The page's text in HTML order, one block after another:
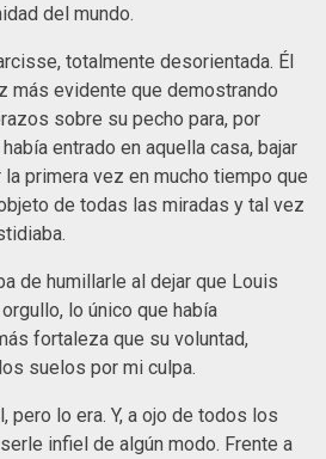
del mundo.
totalmente desorientada. Él
más evidente que demostrando
sobre su pecho para, por
entrado en aquella casa, bajar
primera vez en mucho tiempo que
de todas las miradas y tal vez
de humillarle al dejar que Louis
lo único que había
fortaleza que su voluntad,
suelos por mi culpa.
pero lo era. Y, a ojo de todos los
infiel de algún modo. Frente a